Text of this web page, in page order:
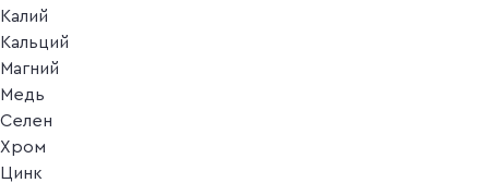
Калий
Кальций
Магний
Медь
Селен
Хром
Цинк